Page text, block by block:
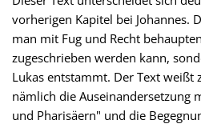
vorherigen Kapitel bei Johannes.
man mit Fug und Recht
zugeschrieben werden kann,
Lukas entstammt. Der Text weißt
nämlich die Auseinandersetzung
und Pharisäern" und die